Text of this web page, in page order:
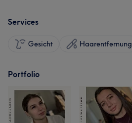
Services
Gesicht Haarentfernung
Portfolio